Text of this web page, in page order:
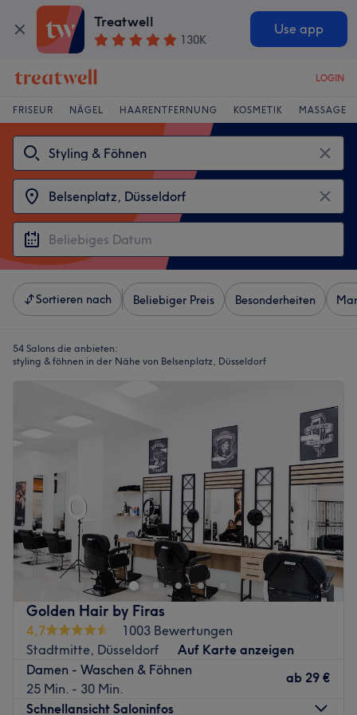
Treatwell
130K
Use app
LOGIN
FRISEUR NÄGEL HAARENTFERNUNG KOSMETIK MASSAGE
Sortieren nach Beliebiger Preis Besonderheiten
54 Salons die anbieten:
styling & föhnen in der Nähe von Belsenplatz, Düsseldorf
Golden Hair by Firas
4,7
1003 Bewertungen
Stadtmitte, Düsseldorf
Auf Karte anzeigen
Damen - Waschen & Föhnen
25 Min. - 30 Min.
ab 29 €
Schnellansicht Saloninfos